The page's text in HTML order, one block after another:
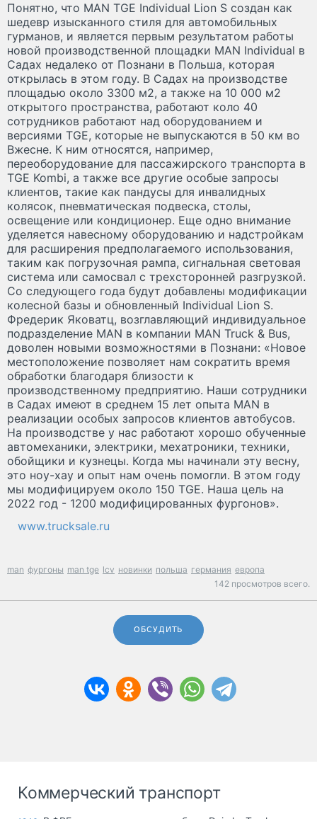
Понятно, что MAN TGE Individual Lion S создан как
шедевр изысканного стиля для автомобильных
гурманов, и является первым результатом работы
новой производственной площадки MAN Individual в
Садах недалеко от Познани в Польша, которая
открылась в этом году. В Садах на производстве
площадью около 3300 м2, а также на 10 000 м2
открытого пространства, работают коло 40
сотрудников работают над оборудованием и
версиями TGE, которые не выпускаются в 50 км во
Вжесне. К ним относятся, например,
переоборудование для пассажирского транспорта в
TGE Kombi, а также все другие особые запросы
клиентов, такие как пандусы для инвалидных
колясок, пневматическая подвеска, столы,
освещение или кондиционер. Еще одно внимание
уделяется навесному оборудованию и надстройкам
для расширения предполагаемого использования,
таким как погрузочная рампа, сигнальная световая
система или самосвал с трехсторонней разгрузкой.
Со следующего года будут добавлены модификации
колесной базы и обновленный Individual Lion S.
Фредерик Яковатц, возглавляющий индивидуальное
подразделение MAN в компании MAN Truck & Bus,
доволен новыми возможностями в Познани: «Новое
местоположение позволяет нам сократить время
обработки благодаря близости к
производственному предприятию. Наши сотрудники
в Садах имеют в среднем 15 лет опыта MAN в
реализации особых запросов клиентов автобусов.
На производстве у нас работают хорошо обученные
автомеханики, электрики, мехатроники, техники,
обойщики и кузнецы. Когда мы начинали эту весну,
это ноу-хау и опыт нам очень помогли. В этом году
мы модифицируем около 150 TGE. Наша цель на
2022 год - 1200 модифицированных фургонов».
www.trucksale.ru
man фургоны man tge lcv новинки польша германия европа
142 просмотров всего.
ОБСУДИТЬ
Коммерческий транспорт